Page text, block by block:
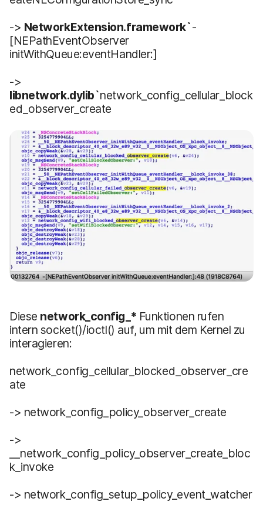
-> NetworkExtension.framework`-
[NEPathEventObserver
initWithQueue:eventHandler:]
->
libnetwork.dylib`network_config_cellular_block
ed_observer_create
Diese network_config_* Funktionen rufen
intern socket()/ioctl() auf, um mit dem Kernel zu
interagieren:
network_config_cellular_blocked_observer_cre
ate
-> network_config_policy_observer_create
->
__network_config_policy_observer_create_bloc
k_invoke
-> network_config_setup_policy_event_watcher